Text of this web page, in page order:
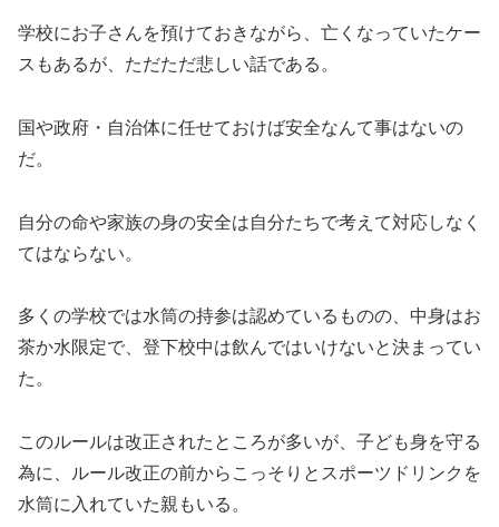
学校にお子さんを預けておきながら、亡くなっていたケー
スもあるが、ただただ悲しい話である。
国や政府・自治体に任せておけば安全なんて事はないの
だ。
自分の命や家族の身の安全は自分たちで考えて対応しなく
てはならない。
多くの学校では水筒の持参は認めているものの、中身はお
茶か水限定で、登下校中は飲んではいけないと決まってい
た。
このルールは改正されたところが多いが、子ども身を守る
為に、ルール改正の前からこっそりとスポーツドリンクを
水筒に入れていた親もいる。